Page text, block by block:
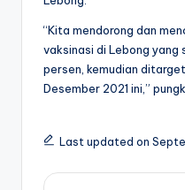
“Kita mendorong dan
vaksinasi di Lebong
persen, kemudian
Desember 2021 ini,”
Last updated on